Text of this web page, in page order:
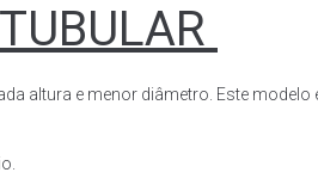
altura e menor diâmetro. Este